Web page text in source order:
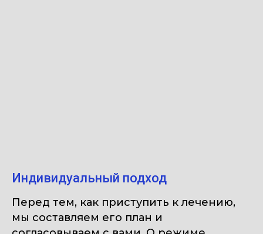
Индивидуальный подход
Перед тем, как приступить к лечению,
мы составляем его план и